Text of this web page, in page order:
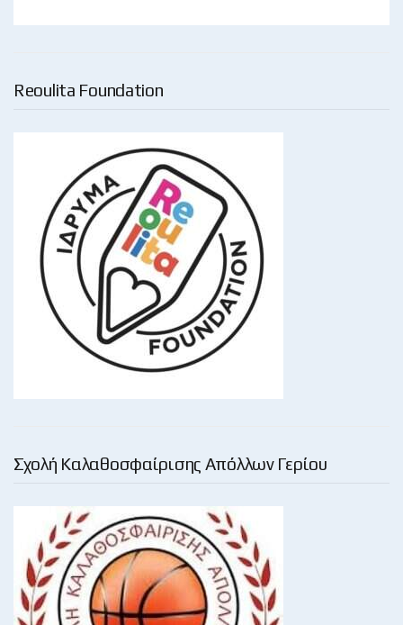
Reoulita Foundation
Σχολή Καλαθοσφαίρισης Απόλλων Γερίου